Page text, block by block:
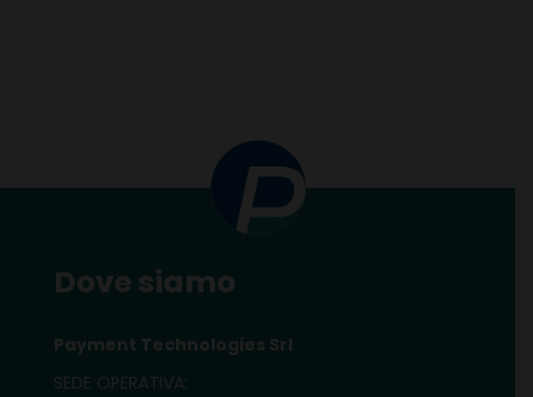
Dove siamo
Payment Technologies Srl
SEDE OPERATIVA: